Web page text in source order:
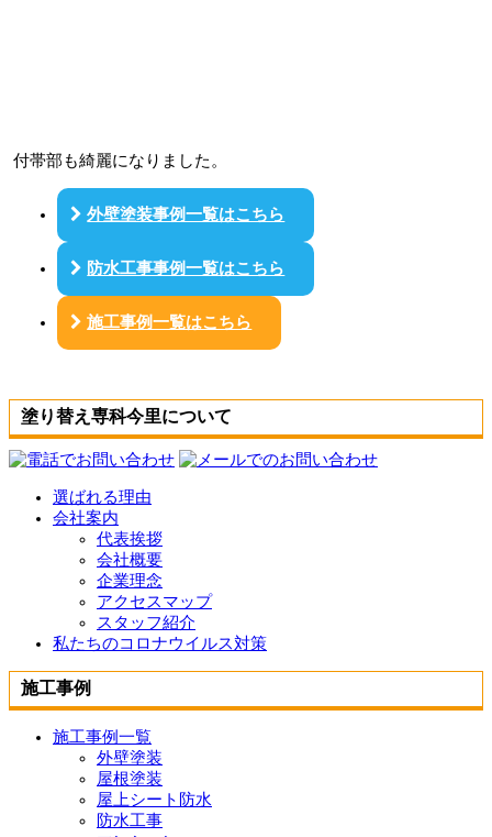
付帯部も綺麗になりました。
外壁塗装事例一覧はこちら
防水工事事例一覧はこちら
施工事例一覧はこちら
塗り替え専科今里について
選ばれる理由
会社案内
代表挨拶
会社概要
企業理念
アクセスマップ
スタッフ紹介
私たちのコロナウイルス対策
施工事例
施工事例一覧
外壁塗装
屋根塗装
屋上シート防水
防水工事